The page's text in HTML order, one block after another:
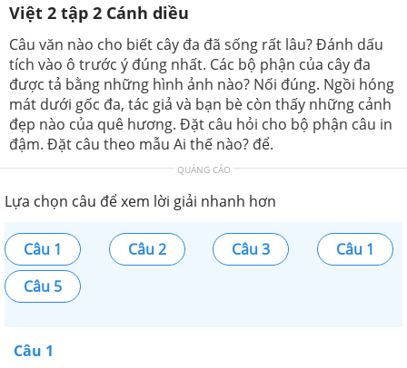
Việt 2 tập 2 Cánh diều
Câu văn nào cho biết cây đa đã sống rất lâu? Đánh dấu
tích vào ô trước ý đúng nhất. Các bộ phận của cây đa
được tả bằng những hình ảnh nào? Nối đúng. Ngồi hóng
mát dưới gốc đa, tác giả và bạn bè còn thấy những cảnh
đẹp nào của quê hương. Đặt câu hỏi cho bộ phận câu in
đậm. Đặt câu theo mẫu Ai thế nào? để.
QUẢNG CÁO
Lựa chọn câu để xem lời giải nhanh hơn
Câu 1 Câu 2 Câu 3
Câu 1
Câu 5
Câu 1